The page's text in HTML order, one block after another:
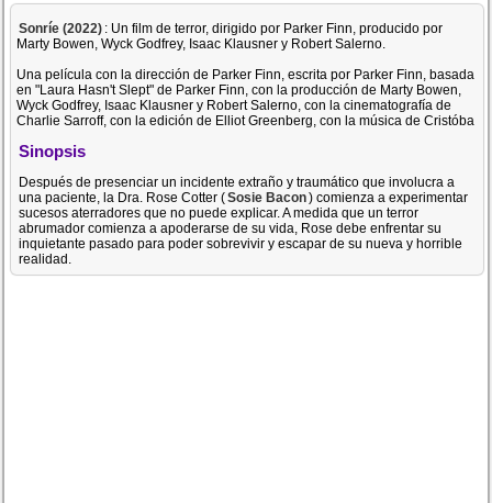
Sonríe (2022) : Un film de terror, dirigido por Parker Finn, producido por
Marty Bowen, Wyck Godfrey, Isaac Klausner y Robert Salerno.
Una película con la dirección de Parker Finn, escrita por Parker Finn, basada
en "Laura Hasn't Slept" de Parker Finn, con la producción de Marty Bowen,
Wyck Godfrey, Isaac Klausner y Robert Salerno, con la cinematografía de
Charlie Sarroff, con la edición de Elliot Greenberg, con la música de Cristóba
Sinopsis
Después de presenciar un incidente extraño y traumático que involucra a
una paciente, la Dra. Rose Cotter (Sosie Bacon) comienza a experimentar
sucesos aterradores que no puede explicar. A medida que un terror
abrumador comienza a apoderarse de su vida, Rose debe enfrentar su
inquietante pasado para poder sobrevivir y escapar de su nueva y horrible
realidad.